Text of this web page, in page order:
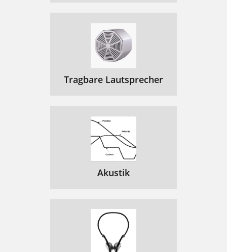
Tragbare Lautsprecher
Akustik